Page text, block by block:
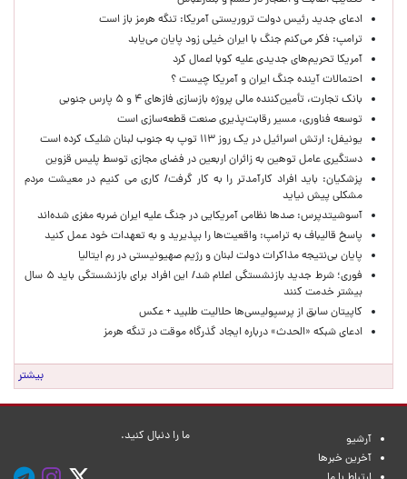
ادعای جدید رئیس دولت تروریستی آمریکا: تنگه هرمز باز است
ترامپ: فکر می‌کنم جنگ با ایران خیلی زود پایان می‌یابد
آمریکا تحریم‌های جدیدی علیه کوبا اعمال کرد
احتمالات آینده جنگ ایران و آمریکا چیست ؟
بانک تجارت، تأمین‌کننده مالی پروژه بازسازی فازهای ۴ و ۵ پارس جنوبی
توسعه فناوری، مسیر رقابت‌پذیری صنعت قطعه‌سازی است
یونیفل: ارتش اسرائیل در یک روز ۱۱۳ توپ به جنوب لبنان شلیک کرده است
دستگیری عامل توهین به زائران اربعین در فضای مجازی توسط پلیس قزوین
پزشکیان: باید افراد کارآمدتر را به کار گرفت/ کاری می کنیم در معیشت مردم
مشکلی پیش نیاید
آسوشیتدپرس: صدها نظامی آمریکایی در جنگ علیه ایران ضربه مغزی شده‌اند
پاسخ قالیباف به ترامپ: واقعیت‌ها را بپذیرید و به تعهدات خود عمل کنید
پایان بی‌نتیجه مذاکرات دولت لبنان و رژیم صهیونیستی در رم ایتالیا
فوری؛ شرط جدید بازنشستگی اعلام شد/ این افراد برای بازنشستگی باید ۵ سال
بیشتر خدمت کنند
کاپیتان سابق از پرسپولیسی‌ها حلالیت طلبید + عکس
ادعای شبکه «الحدث» درباره ایجاد گذرگاه موقت در تنگه هرمز
بیشتر
آرشیو
آخرین خبرها
ما را دنبال کنید.